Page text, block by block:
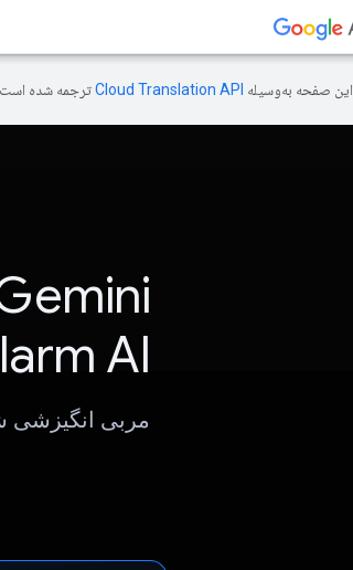
این صفحه به‌وسیله ترجمه شده است.
Al
مربی انگیزشی